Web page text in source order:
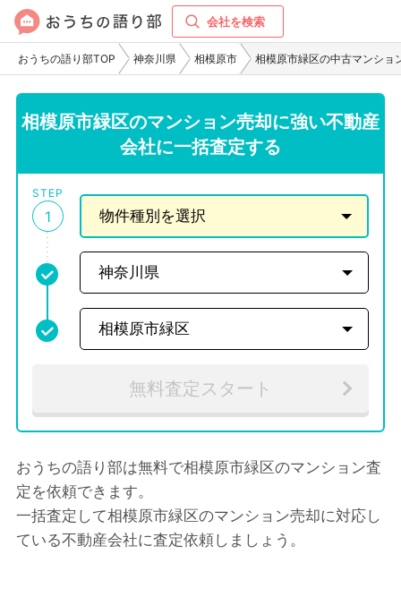
会社を検索
おうちの語り部TOP 神奈川県 相模原市 相模原市緑区の中古マンショ
相模原市緑区のマンション売却に強い不動産
会社に一括査定する
STEP
1
無料査定スタート
おうちの語り部は無料で相模原市緑区のマンション査
定を依頼できます。
一括査定して相模原市緑区のマンション売却に対応し
ている不動産会社に査定依頼しましょう。